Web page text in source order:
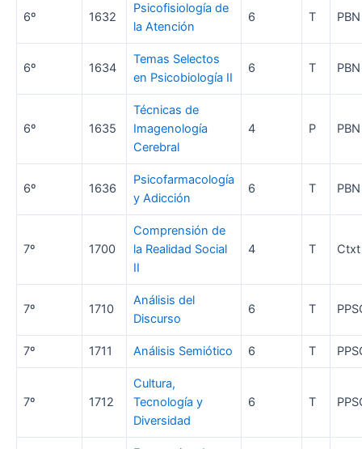
6º 1632
Psicofisiología de
la Atención
6 T PBN
6º 1634
Temas Selectos
en Psicobiología II
6 T PBN
6º 1635
Técnicas de
Imagenología
Cerebral
4 P PBN
6º 1636
Psicofarmacología
y Adicción
6 T PBN
7º 1700
Comprensión de
la Realidad Social
II
4 T Ctxt
7º 1710
Análisis del
Discurso
6 T
7º 1711 Análisis Semiótico 6 T
7º 1712
Cultura,
Tecnología y
Diversidad
6 T